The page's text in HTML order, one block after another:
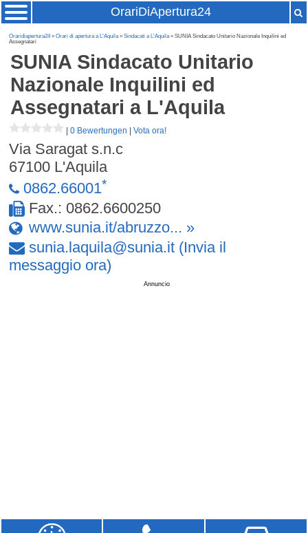
OrariDiApertura24
Oraridiapertura24»Orari di apertura a L'Aquila»Sindacati a L'Aquila» SUNIA Sindacato Unitario Nazionale Inquilini ed
Assegnatari
SUNIA Sindacato Unitario
Nazionale Inquilini ed
Assegnatari a L'Aquila
|0 Bewertungen |Vota ora!
Via Saragat s.n.c
67100 L'Aquila
0862.66001*
Fax.: 0862.6600250
www.sunia.it/abruzzo... »
sunia.laquila@sunia.it (Invia il
messaggio ora)
Annuncio